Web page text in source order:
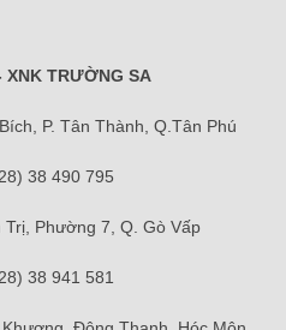
XNK TRƯỜNG SA
P. Tân Thành, Q.Tân Phú
38 490 795
Trị, Phường 7, Q. Gò Vấp
38 941 581